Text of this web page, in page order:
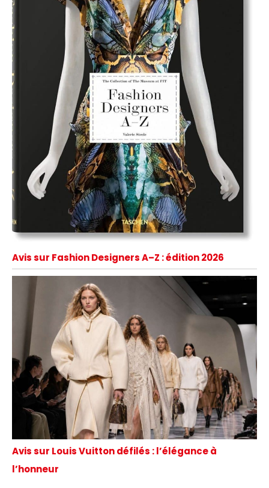
Avis sur Fashion Designers A–Z : édition 2026
Avis sur Louis Vuitton défilés : l’élégance à
l’honneur